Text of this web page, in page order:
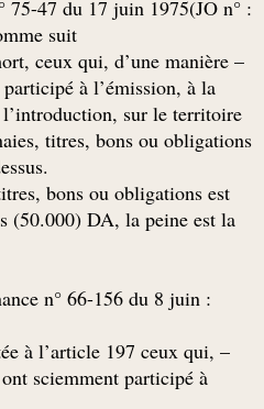
75-47 du 17 juin 1975(JO n°
suit
ceux qui, d’une manière
à l’émission, à la
sur le territoire
titres, bons ou obligations
.désignés à l’article 197 ci-dessus
bons ou obligations est
(50.000) DA, la peine est la
n° 66-156 du 8 juin
à l’article 197 ceux qui,
sciemment participé à